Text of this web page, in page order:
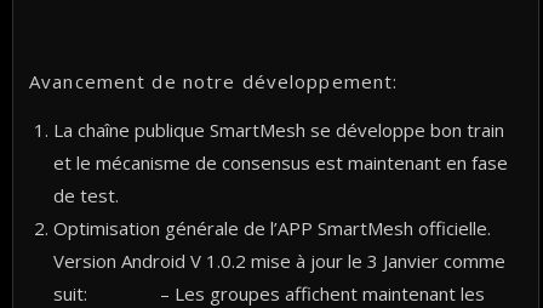
Avancement de notre développement:
La chaîne publique SmartMesh se développe bon train
et le mécanisme de consensus est maintenant en fase
de test.
Optimisation générale de l’APP SmartMesh officielle.
Version Android V 1.0.2 mise à jour le 3 Janvier comme
suit: – Les groupes affichent maintenant les